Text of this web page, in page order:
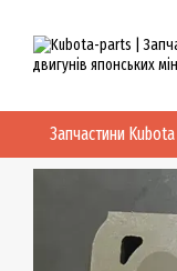
Запчастини Kubota